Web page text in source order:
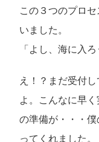
この３つのプロ
いました。
「よし、海に入
え！？まだ受付
よ。こんなに早
の準備が・・・
ってくれました。